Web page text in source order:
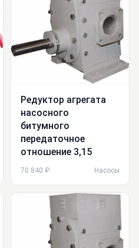
Редуктор агрегата
насосного
битумного
передаточное
отношение 3,15
70 840 ₽ Насосы